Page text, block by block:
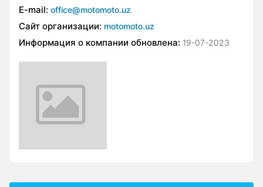
E-mail: office@motomoto.uz
Сайт организации: motomoto.uz
Информация о компании обновлена: 19-07-2023